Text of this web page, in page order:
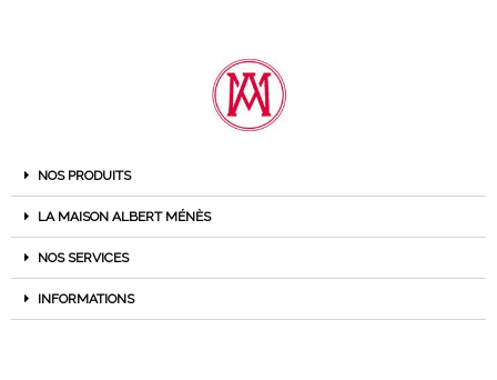
NOS PRODUITS
LA MAISON ALBERT MÉNÈS
NOS SERVICES
INFORMATIONS